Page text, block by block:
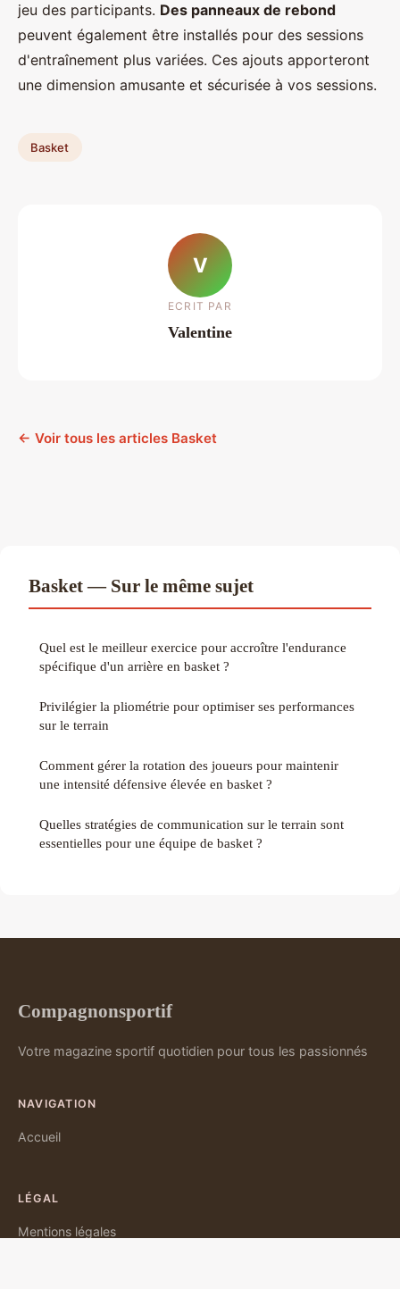
jeu des participants. Des panneaux de rebond
peuvent également être installés pour des sessions
d'entraînement plus variées. Ces ajouts apporteront
une dimension amusante et sécurisée à vos sessions.
Basket
V
ECRIT PAR
Valentine
← Voir tous les articles Basket
Basket — Sur le même sujet
Quel est le meilleur exercice pour accroître l'endurance
spécifique d'un arrière en basket ?
Privilégier la pliométrie pour optimiser ses performances
sur le terrain
Comment gérer la rotation des joueurs pour maintenir
une intensité défensive élevée en basket ?
Quelles stratégies de communication sur le terrain sont
essentielles pour une équipe de basket ?
Compagnonsportif
Votre magazine sportif quotidien pour tous les passionnés
NAVIGATION
Accueil
LÉGAL
Mentions légales